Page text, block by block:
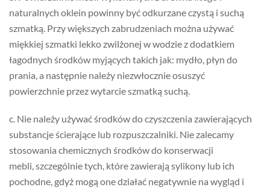
naturalnych oklein powinny być odkurzane czystą i suchą
szmatką. Przy większych zabrudzeniach można używać
miękkiej szmatki lekko zwilżonej w wodzie z dodatkiem
łagodnych środków myjących takich jak: mydło, płyn do
prania, a następnie należy niezwłocznie osuszyć
powierzchnie przez wytarcie szmatką suchą.
c. Nie należy używać środków do czyszczenia zawierających
substancje ścierające lub rozpuszczalniki. Nie zalecamy
stosowania chemicznych środków do konserwacji
mebli, szczególnie tych, które zawierają sylikony lub ich
pochodne, gdyż mogą one działać negatywnie na wygląd i